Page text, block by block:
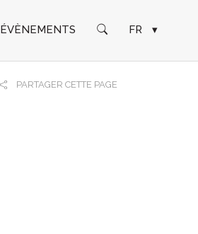
ÉVÈNEMENTS FR ▾
PARTAGER CETTE PAGE